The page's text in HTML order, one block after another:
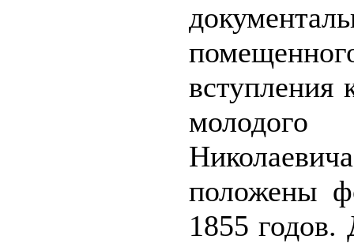
вступления
положены
1855 годов.